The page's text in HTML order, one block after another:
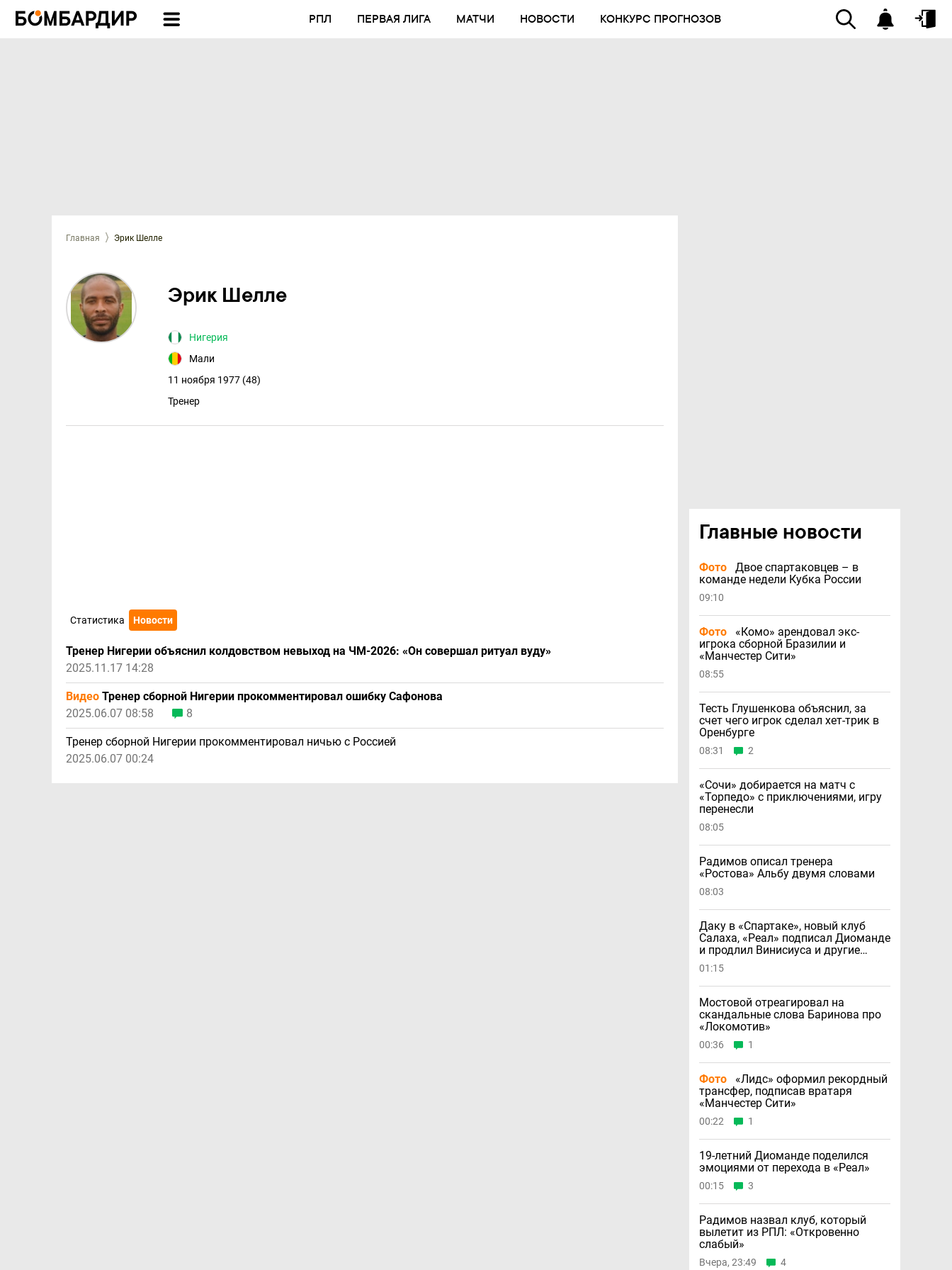
РПЛ ПЕРВАЯ ЛИГА МАТЧИ НОВОСТИ КОНКУРС ПРОГНОЗОВ
Главная Эрик Шелле
Эрик Шелле
Нигерия
Мали
11 ноября 1977 (48)
Тренер
Статистика Новости
Тренер Нигерии объяснил колдовством невыход на ЧМ-2026: «Он совершал ритуал вуду»
2025.11.17 14:28
Видео Тренер сборной Нигерии прокомментировал ошибку Сафонова
2025.06.07 08:58
8
Тренер сборной Нигерии прокомментировал ничью с Россией
2025.06.07 00:24
Главные новости
Фото
Двое спартаковцев – в
команде недели Кубка России
09:10
Фото
«Комо» арендовал экс-
игрока сборной Бразилии и
«Манчестер Сити»
08:55
Тесть Глушенкова объяснил, за
счет чего игрок сделал хет-трик в
Оренбурге
08:31 2
«Сочи» добирается на матч с
«Торпедо» с приключениями, игру
перенесли
08:05
Радимов описал тренера
«Ростова» Альбу двумя словами
08:03
Даку в «Спартаке», новый клуб
Салаха, «Реал» подписал Диоманде
и продлил Винисиуса и другие
новости
01:15
Мостовой отреагировал на
скандальные слова Баринова про
«Локомотив»
00:36 1
Фото
«Лидс» оформил рекордный
трансфер, подписав вратаря
«Манчестер Сити»
00:22 1
19-летний Диоманде поделился
эмоциями от перехода в «Реал»
00:15 3
Радимов назвал клуб, который
вылетит из РПЛ: «Откровенно
слабый»
Вчера, 23:49 4